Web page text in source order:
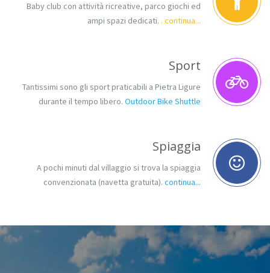
Baby club con attività ricreative, parco giochi ed
ampi spazi dedicati. . continua...
Sport
Tantissimi sono gli sport praticabili a Pietra Ligure
durante il tempo libero. Outdoor Bike Shuttle
Spiaggia
A pochi minuti dal villaggio si trova la spiaggia
convenzionata (navetta gratuita). continua...